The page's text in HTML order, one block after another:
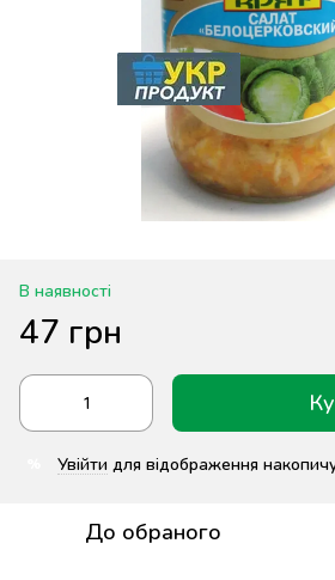
В наявності
47 грн
Увійти для відображення
До обраного